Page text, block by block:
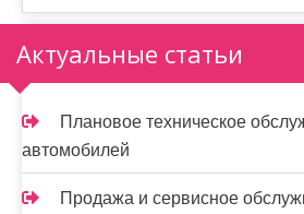
Актуальные статьи
Плановое техническое
автомобилей
Продажа и сервисное